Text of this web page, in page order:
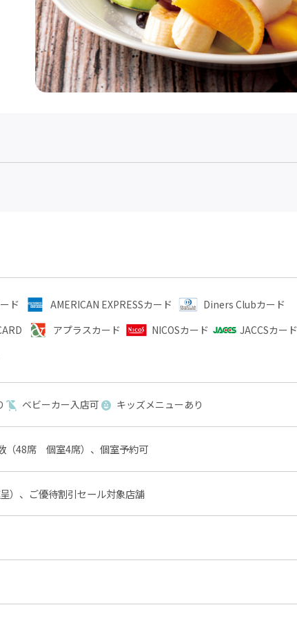
ド AMERICAN EXPRESSカード
Diners Clubカード
アプラスカード NICOSカード
JACCSカード
ベビーカー入店可 キッズメニューあり
（48席 個室4席）、個室予約可
）、ご優待割引セール対象店舗